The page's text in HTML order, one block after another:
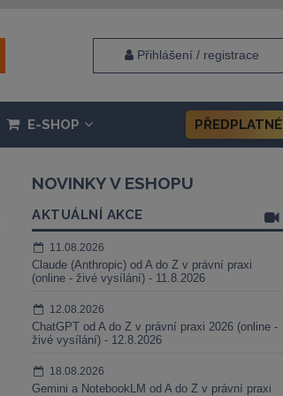
Přihlášení / registrace
E-SHOP PŘEDPLATNÉ
NOVINKY V ESHOPU
AKTUÁLNÍ AKCE
11.08.2026
Claude (Anthropic) od A do Z v právní praxi
(online - živé vysílání) - 11.8.2026
12.08.2026
ChatGPT od A do Z v právní praxi 2026 (online -
živé vysílání) - 12.8.2026
18.08.2026
Gemini a NotebookLM od A do Z v právní praxi